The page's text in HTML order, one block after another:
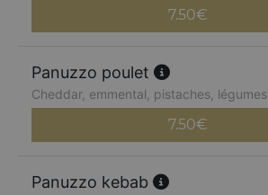
7.50€
Panuzzo poulet
Cheddar, emmental, pistaches,
7.50€
Panuzzo kebab